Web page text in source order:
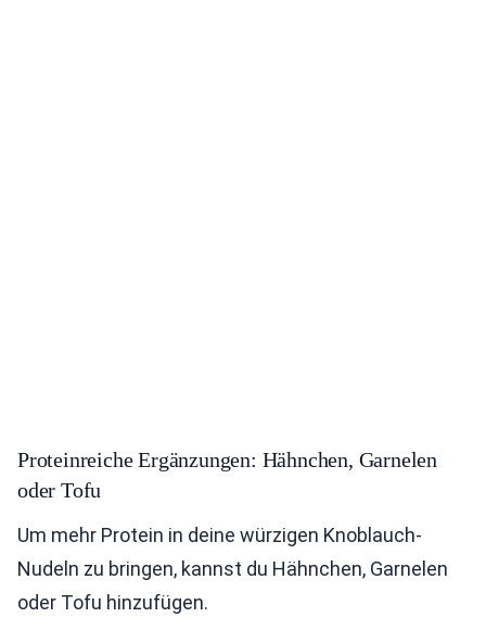
Proteinreiche Ergänzungen: Hähnchen, Garnelen
oder Tofu
Um mehr Protein in deine würzigen Knoblauch-
Nudeln zu bringen, kannst du Hähnchen, Garnelen
oder Tofu hinzufügen.